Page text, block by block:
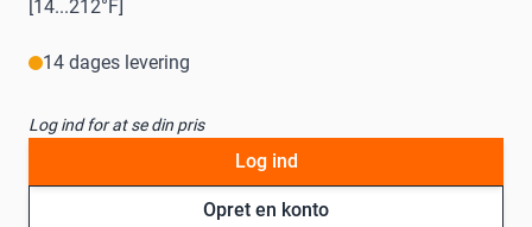
[14...212°F]
14 dages levering
Log ind for at se din pris
Opret en konto
Log ind